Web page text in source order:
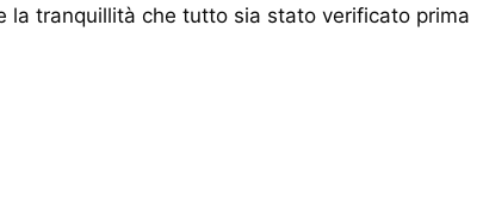
la tranquillità che tutto sia stato verificato prima